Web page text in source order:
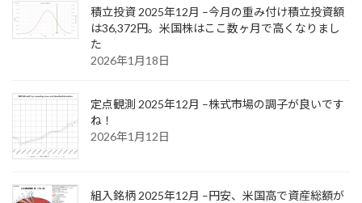
積立投資 2025年12月 –今月の重み付け積立投資額
は36,372円。米国株はここ数ヶ月で高くなりまし
た
2026年1月18日
定点観測 2025年12月 –株式市場の調子が良いです
ね！
2026年1月12日
組入銘柄 2025年12月 –円安、米国高で資産総額が